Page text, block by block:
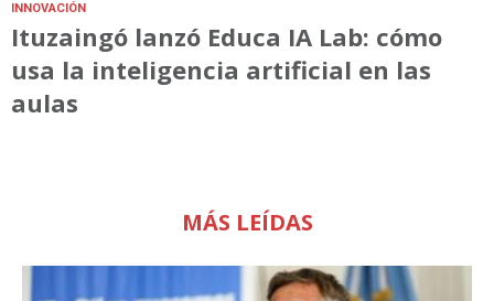
INNOVACIÓN
Ituzaingó lanzó Educa IA Lab: cómo
usa la inteligencia artificial en las
aulas
MÁS LEÍDAS